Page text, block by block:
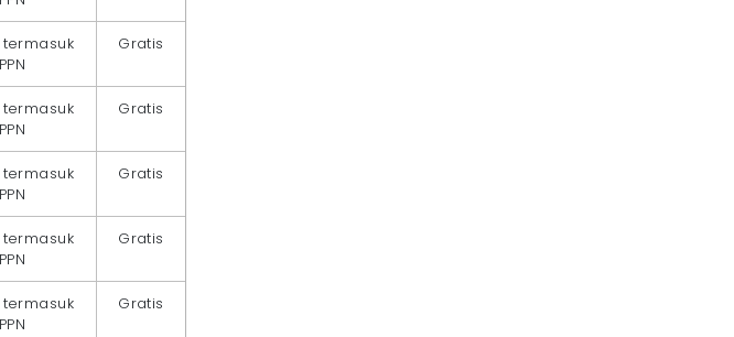
PPN
Gratis
PPN
Gratis
PPN
Gratis
PPN
Gratis
PPN
Gratis